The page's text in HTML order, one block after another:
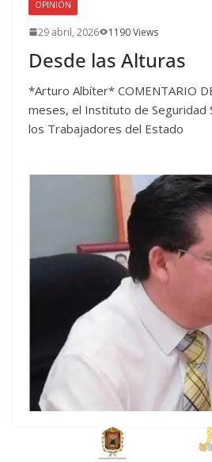
OPINIÓN
29 abril, 2026 1190 Views
Desde las Alturas
*Arturo Albíter* COMENTARIO
meses, el Instituto de Seguridad
los Trabajadores del Estado